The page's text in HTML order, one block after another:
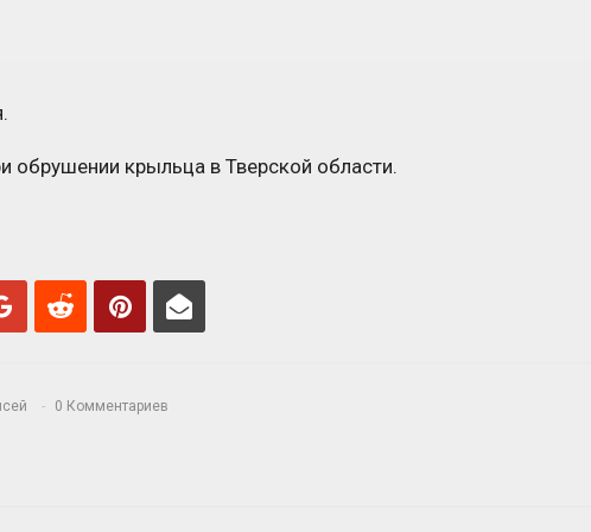
обрушении крыльца в Тверской области.
0 Комментариев